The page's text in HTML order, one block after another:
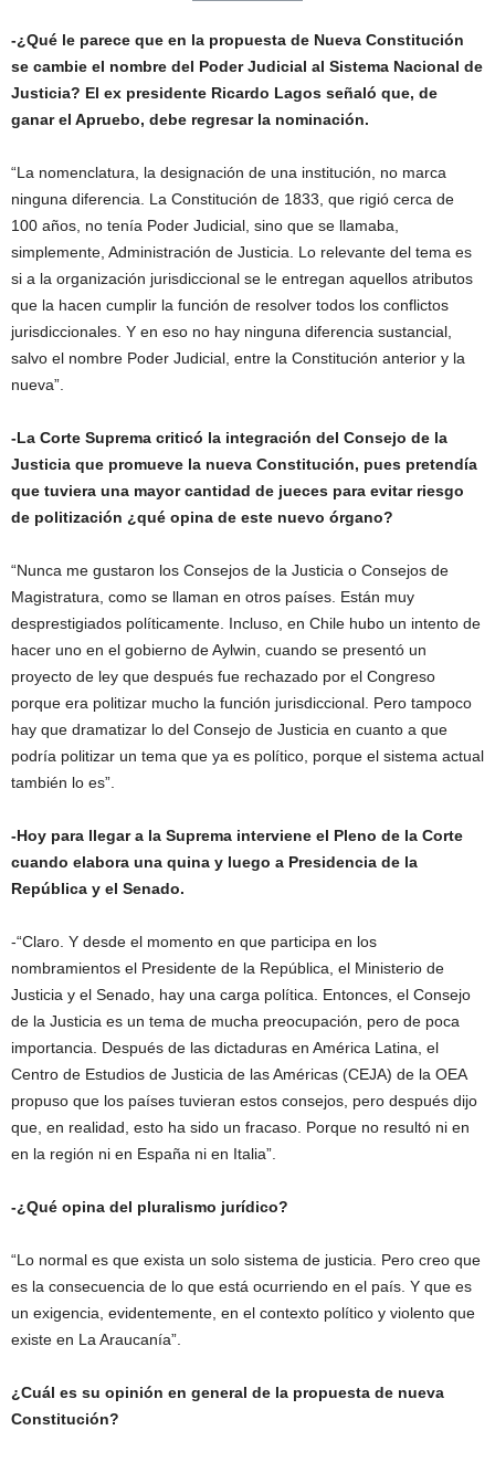
-¿Qué le parece que en la propuesta de Nueva Constitución
se cambie el nombre del Poder Judicial al Sistema Nacional de
Justicia? El ex presidente Ricardo Lagos señaló que, de
ganar el Apruebo, debe regresar la nominación.
“La nomenclatura, la designación de una institución, no marca
ninguna diferencia. La Constitución de 1833, que rigió cerca de
100 años, no tenía Poder Judicial, sino que se llamaba,
simplemente, Administración de Justicia. Lo relevante del tema es
si a la organización jurisdiccional se le entregan aquellos atributos
que la hacen cumplir la función de resolver todos los conflictos
jurisdiccionales. Y en eso no hay ninguna diferencia sustancial,
salvo el nombre Poder Judicial, entre la Constitución anterior y la
nueva”.
-La Corte Suprema criticó la integración del Consejo de la
Justicia que promueve la nueva Constitución, pues pretendía
que tuviera una mayor cantidad de jueces para evitar riesgo
de politización ¿qué opina de este nuevo órgano?
“Nunca me gustaron los Consejos de la Justicia o Consejos de
Magistratura, como se llaman en otros países. Están muy
desprestigiados políticamente. Incluso, en Chile hubo un intento de
hacer uno en el gobierno de Aylwin, cuando se presentó un
proyecto de ley que después fue rechazado por el Congreso
porque era politizar mucho la función jurisdiccional. Pero tampoco
hay que dramatizar lo del Consejo de Justicia en cuanto a que
podría politizar un tema que ya es político, porque el sistema actual
también lo es”.
-Hoy para llegar a la Suprema interviene el Pleno de la Corte
cuando elabora una quina y luego a Presidencia de la
República y el Senado.
-“Claro. Y desde el momento en que participa en los
nombramientos el Presidente de la República, el Ministerio de
Justicia y el Senado, hay una carga política. Entonces, el Consejo
de la Justicia es un tema de mucha preocupación, pero de poca
importancia. Después de las dictaduras en América Latina, el
Centro de Estudios de Justicia de las Américas (CEJA) de la OEA
propuso que los países tuvieran estos consejos, pero después dijo
que, en realidad, esto ha sido un fracaso. Porque no resultó ni en
en la región ni en España ni en Italia”.
-¿Qué opina del pluralismo jurídico?
“Lo normal es que exista un solo sistema de justicia. Pero creo que
es la consecuencia de lo que está ocurriendo en el país. Y que es
un exigencia, evidentemente, en el contexto político y violento que
existe en La Araucanía”.
¿Cuál es su opinión en general de la propuesta de nueva
Constitución?